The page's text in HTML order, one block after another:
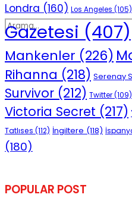
No Result
Londra (160) Los Angeles (105)
Gazetesi (407)
Mankenler (226)
Rihanna (218) Serenay
Survivor (212) Twitter(109)
Victoria Secret (217)
Tatlıses (112) İngiltere (118)
(180)
POPULAR POST